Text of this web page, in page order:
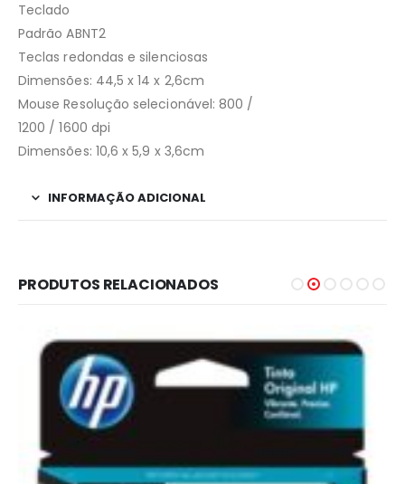
Teclado
Padrão ABNT2
Teclas redondas e silenciosas
Dimensões: 44,5 x 14 x 2,6cm
Mouse Resolução selecionável: 800 /
1200 / 1600 dpi
Dimensões: 10,6 x 5,9 x 3,6cm
INFORMAÇÃO ADICIONAL
PRODUTOS RELACIONADOS